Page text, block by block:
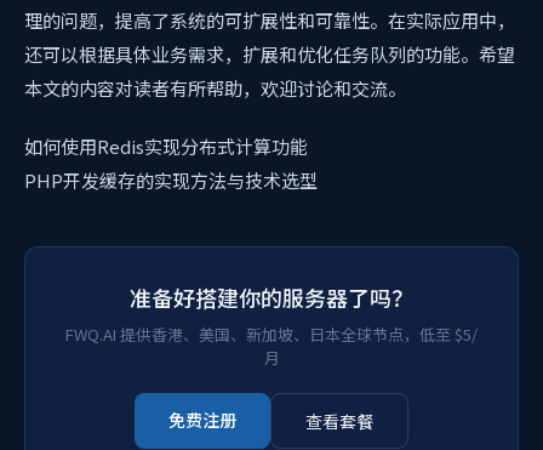
理的问题，提高了系统的可扩展性和可靠性。在实际应用中，
还可以根据具体业务需求，扩展和优化任务队列的功能。希望
本文的内容对读者有所帮助，欢迎讨论和交流。
如何使用Redis实现分布式计算功能
PHP开发缓存的实现方法与技术选型
准备好搭建你的服务器了吗？
FWQ.AI 提供香港、美国、新加坡、日本全球节点，低至 $5/
月
免费注册 查看套餐